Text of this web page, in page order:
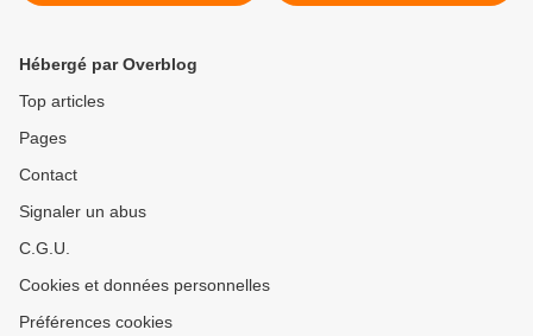
Hébergé par Overblog
Top articles
Pages
Contact
Signaler un abus
C.G.U.
Cookies et données personnelles
Préférences cookies